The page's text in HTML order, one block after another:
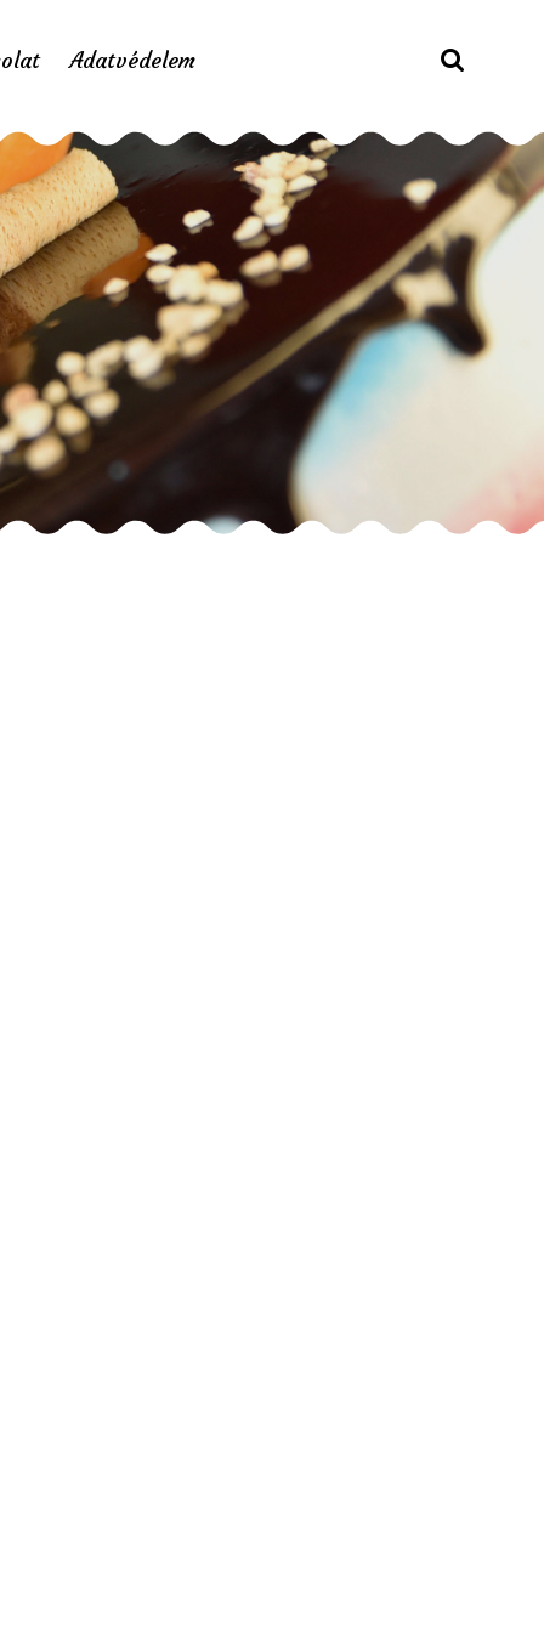
Adatvédelem